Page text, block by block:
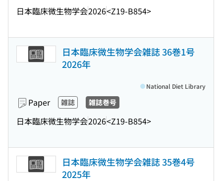
日本臨床微生物学会2026<Z19-B854>
日本臨床微生物学会雑誌 36巻1号
2026年
Paper 雑誌 雑誌巻号
日本臨床微生物学会2026<Z19-B854>
National Diet Library
日本臨床微生物学会雑誌 35巻4号
2025年